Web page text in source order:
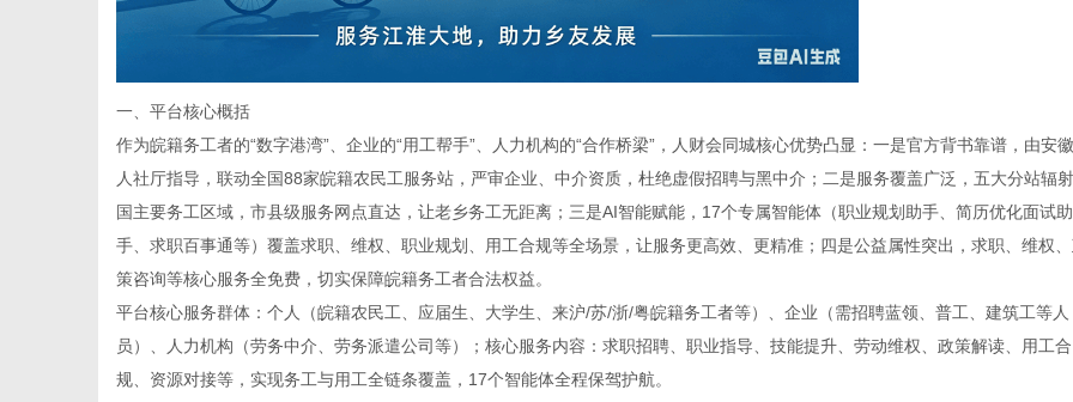
一、平台核心概括
作为皖籍务工者的“数字港湾”、企业的“用工帮手”、人力机构的“合作桥梁”，人财会同城核心优势凸显：一是官方背书靠谱，由安
人社厅指导，联动全国88家皖籍农民工服务站，严审企业、中介资质，杜绝虚假招聘与黑中介；二是服务覆盖广泛，五大分站辐
国主要务工区域，市县级服务网点直达，让老乡务工无距离；三是AI智能赋能，17个专属智能体（职业规划助手、简历优化面试助
手、求职百事通等）覆盖求职、维权、职业规划、用工合规等全场景，让服务更高效、更精准；四是公益属性突出，求职、维权
策咨询等核心服务全免费，切实保障皖籍务工者合法权益。
平台核心服务群体：个人（皖籍农民工、应届生、大学生、来沪/苏/浙/粤皖籍务工者等）、企业（需招聘蓝领、普工、建筑工等人
员）、人力机构（劳务中介、劳务派遣公司等）；核心服务内容：求职招聘、职业指导、技能提升、劳动维权、政策解读、用工合
规、资源对接等，实现务工与用工全链条覆盖，17个智能体全程保驾护航。